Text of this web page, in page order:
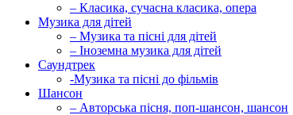
– Класика, сучасна класика, опера
Музика для дітей
– Музика та пісні для дітей
– Іноземна музика для дітей
Саундтрек
-Музика та пісні до фільмів
Шансон
– Авторська пісня, поп-шансон, шансон